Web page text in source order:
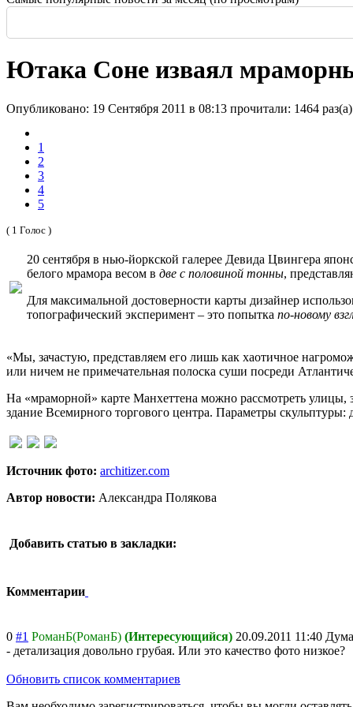
Ютака Соне изваял
Опубликовано: 19 Сентября 2011 в 08:13 прочитали: 1464 раз(а)
1
2
3
4
5
( 1 Голос )
20 сентября в нью-йоркской галерее Девида Цвингера
белого мрамора весом в две с половиной тонны,
Для максимальной достоверности карты дизайнер
топографический эксперимент – это попытка по-новому
«Мы, зачастую, представляем его лишь как хаотичное
или ничем не примечательная полоска суши посреди
На «мраморной» карте Манхеттена можно рассмотреть улицы,
здание Всемирного торгового центра. Параметры
Источник фото: architizer.com
Автор новости: Александра Полякова
Добавить статью в закладки:
Комментарии
0 #1 РоманБ(РоманБ) (Интересующийся) 20.09.2011 11:40
- детализация довольно грубая. Или это качество фото низкое?
Обновить список комментариев